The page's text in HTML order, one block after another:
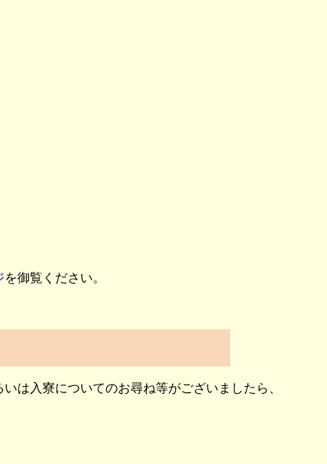
を御覧ください。
は入寮についてのお尋ね等がございましたら、